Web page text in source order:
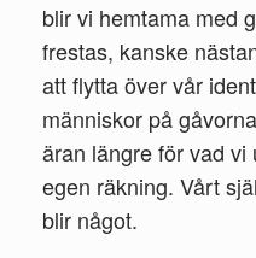
blir vi hemtama med
frestas, kanske
att flytta över vår
människor på
äran längre för vad vi
egen räkning. Vårt
blir något.